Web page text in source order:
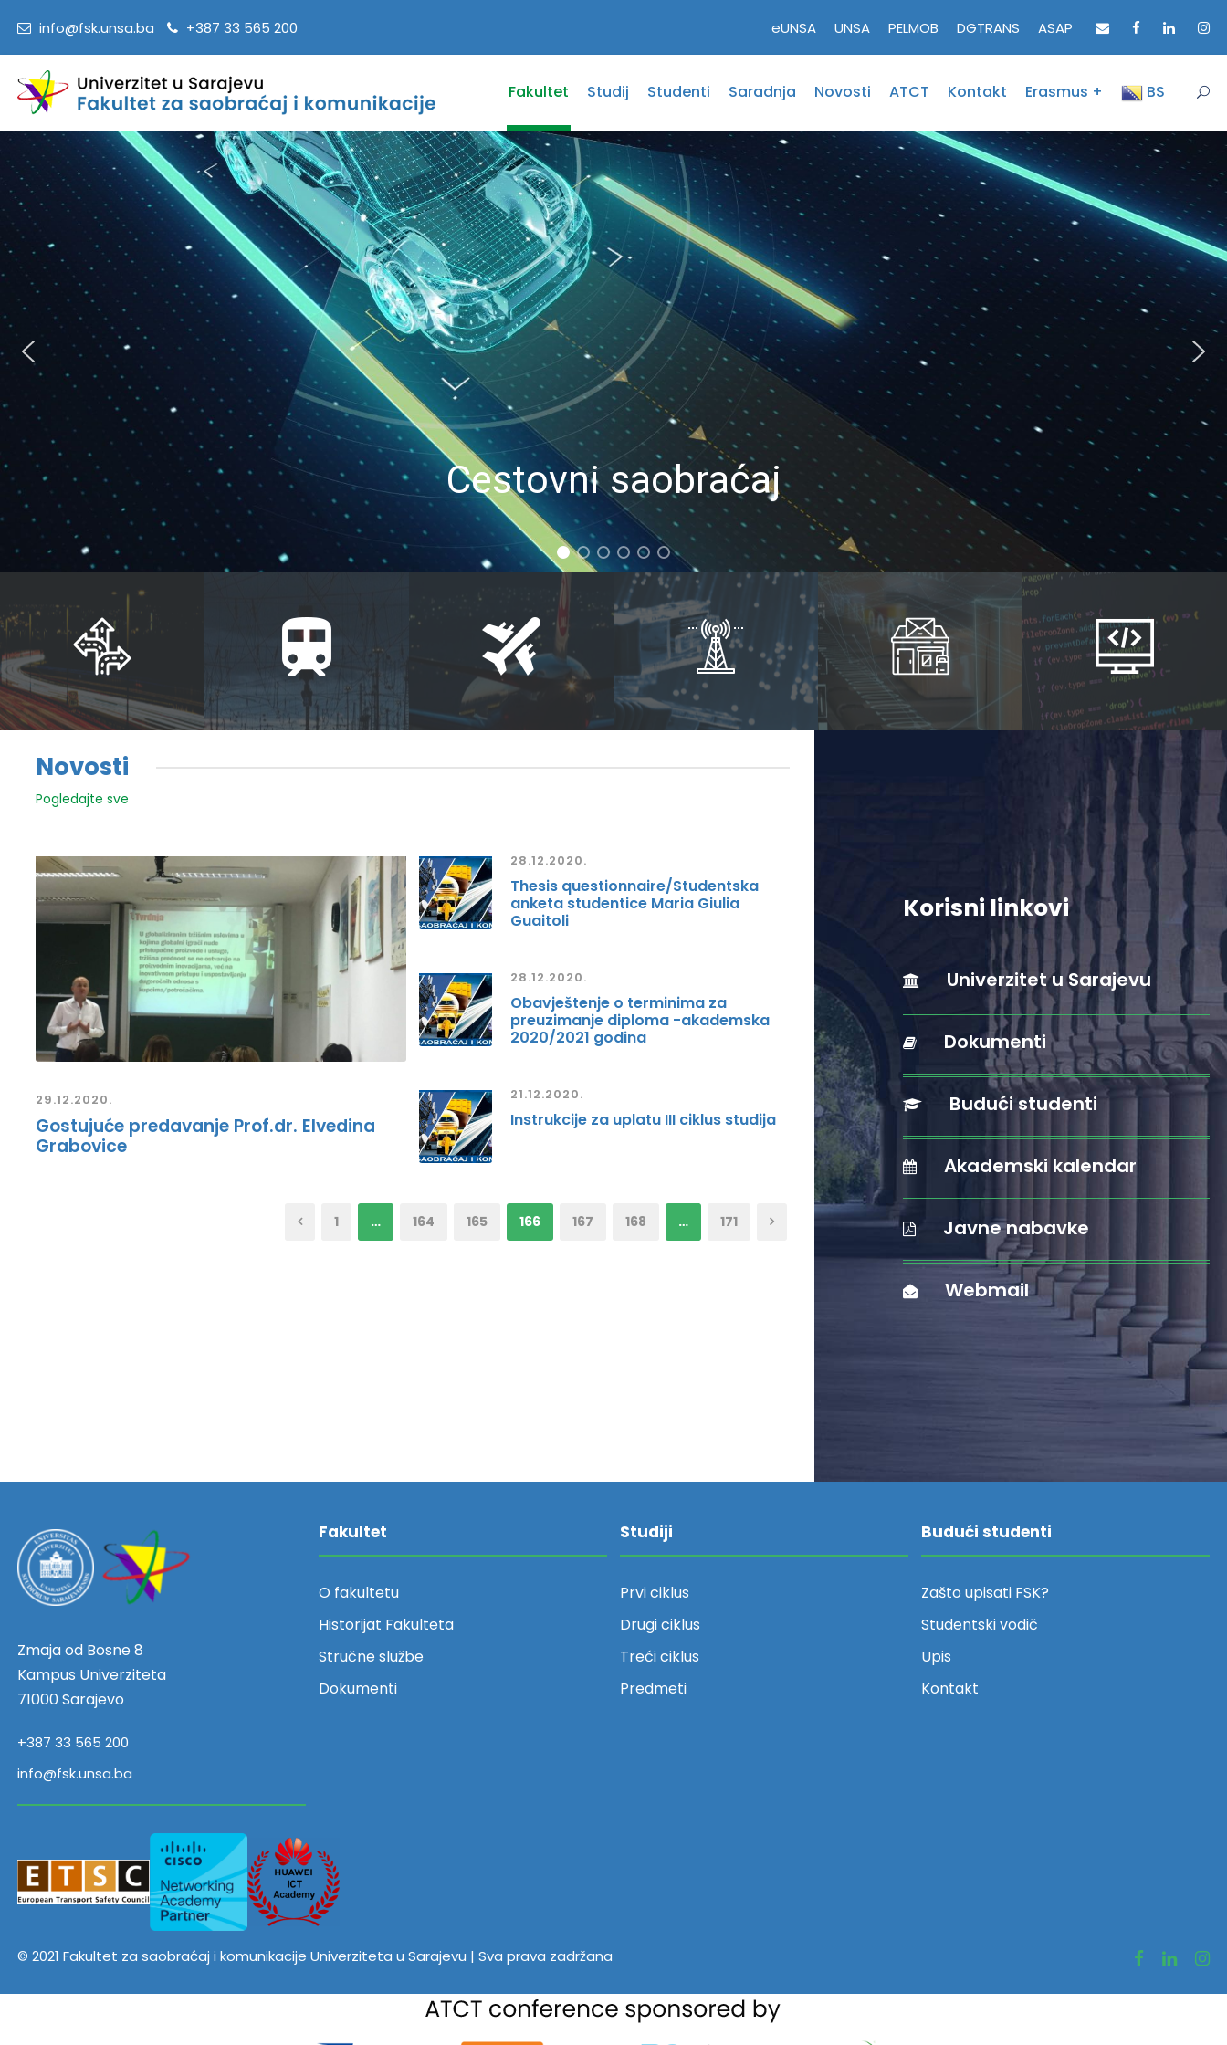
info@fsk.unsa.ba +387 33 565 200 eUNSA UNSA PELMOB DGTRANS ASAP
Fakultet Studij Studenti Saradnja Novosti ATCT Kontakt Erasmus + BS
Cestovni saobraćaj
Novosti
Pogledajte sve
29.12.2020.
Gostujuće predavanje Prof.dr. Elvedina
Grabovice
28.12.2020.
Thesis questionnaire/Studentska
anketa studentice Maria Giulia
Guaitoli
28.12.2020.
Obavještenje o terminima za
preuzimanje diploma -akademska
2020/2021 godina
21.12.2020.
Instrukcije za uplatu III ciklus studija
1 … 164 165 166 167 168 … 171
Korisni linkovi
Univerzitet u Sarajevu
Dokumenti
Budući studenti
Akademski kalendar
Javne nabavke
Webmail
Zmaja od Bosne 8
Kampus Univerziteta
71000 Sarajevo
+387 33 565 200
info@fsk.unsa.ba
Fakultet
O fakultetu
Historijat Fakulteta
Stručne službe
Dokumenti
Studiji
Prvi ciklus
Drugi ciklus
Treći ciklus
Predmeti
Budući studenti
Zašto upisati FSK?
Studentski vodič
Upis
Kontakt
© 2021 Fakultet za saobraćaj i komunikacije Univerziteta u Sarajevu | Sva prava zadržana